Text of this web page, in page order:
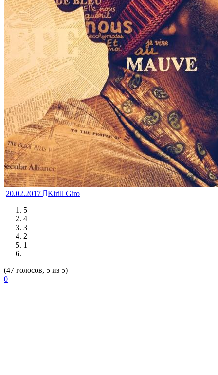
20.02.2017
Kirill Giro
5
4
3
2
1
(47 голосов, 5 из 5)
0